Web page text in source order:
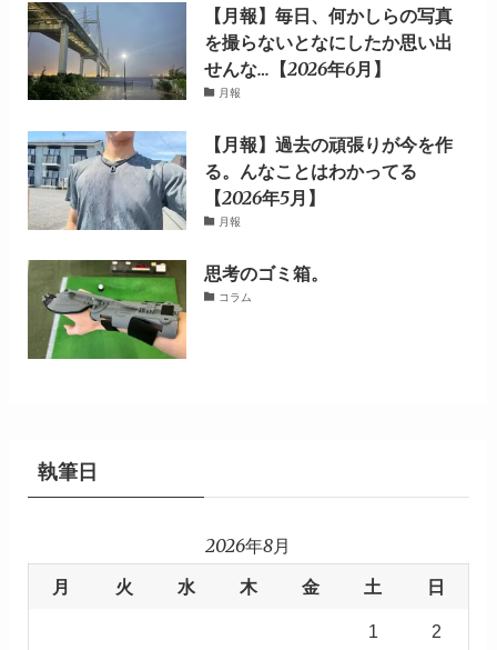
【月報】毎日、何かしらの写真
を撮らないとなにしたか思い出
せんな…【2026年6月】
月報
【月報】過去の頑張りが今を作
る。んなことはわかってる
【2026年5月】
月報
思考のゴミ箱。
コラム
執筆日
2026年8月
月
火 水 木 金 土 日
1 2